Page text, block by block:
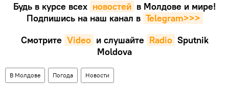
Будь в курсе всех новостей в Молдове и мире!
Подпишись на наш канал в Telegram>>>
Смотрите Video и слушайте Radio Sputnik
Moldova
В Молдове Погода Новости